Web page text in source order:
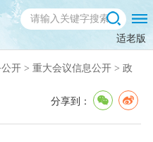
适老版
开 > 重大会议信息公开 > 政
分享到：